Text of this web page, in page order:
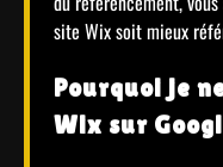
site Wix soit mieux
Pourquoi je
Wix sur